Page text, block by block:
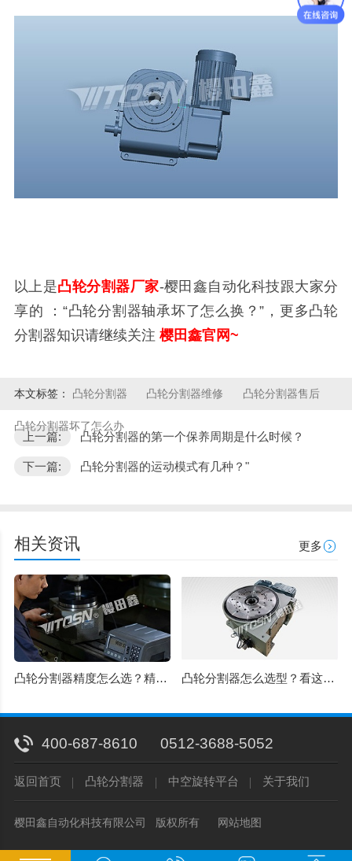
以上是凸轮分割器厂家-樱田鑫自动化科技跟大家分
享的 ：“凸轮分割器轴承坏了怎么换？”，更多凸轮
分割器知识请继续关注 樱田鑫官网~
本文标签： 凸轮分割器 凸轮分割器维修 凸轮分割器售后
凸轮分割器坏了怎么办
上一篇: 凸轮分割器的第一个保养周期是什么时候？
下一篇: 凸轮分割器的运动模式有几种？"
相关资讯 更多
凸轮分割器精度怎么选？精密级和标准级差在哪？ 凸轮分割器怎么选型？看这 5 点就够，20 年老厂经验
400-687-8610 0512-3688-5052
返回首页 凸轮分割器 中空旋转平台 关于我们
樱田鑫自动化科技有限公司 版权所有 网站地图